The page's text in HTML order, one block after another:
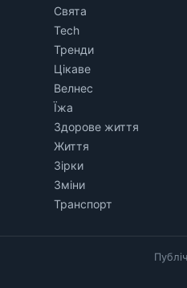
Свята
Tech
Тренди
Цікаве
Велнес
Їжа
Здорове життя
Життя
Зірки
Зміни
Транспорт